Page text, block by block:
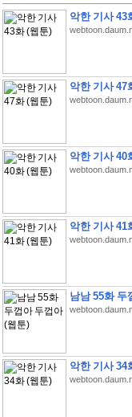
악한 기사 43
악한 기사 47
악한 기사 40
악한 기사 41
남남 55화 두
악한 기사 34